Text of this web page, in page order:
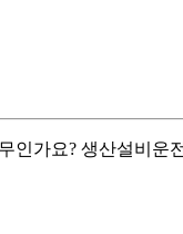
가요? 생산설비운